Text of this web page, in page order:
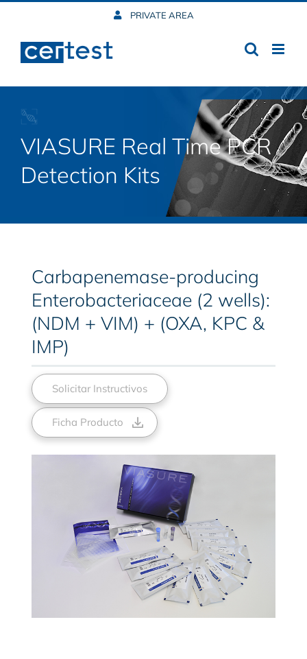
content
PRIVATE AREA
VIASURE Real Time PCR
Detection Kits
Carbapenemase-producing
Enterobacteriaceae (2 wells):
(NDM + VIM) + (OXA, KPC &
IMP)
Solicitar Instructivos
Ficha Producto